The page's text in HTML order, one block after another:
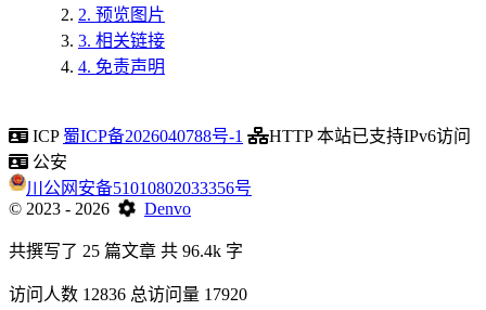
2. 预览图片
3. 相关链接
4. 免责声明
ICP 蜀ICP备2026040788号-1 HTTP 本站已支持IPv6访问
公安
川公网安备51010802033356号
© 2023 - 2026 Denvo
共撰写了 25 篇文章 共 96.4k 字
访问人数 12836 总访问量 17920